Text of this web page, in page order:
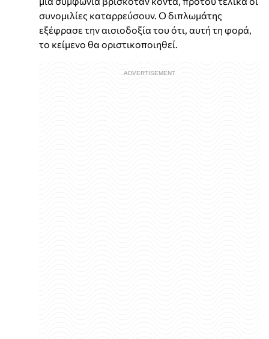
συνομιλίες καταρρεύσουν. Ο διπλωμάτης
εξέφρασε την αισιοδοξία του ότι, αυτή τη φορά,
το κείμενο θα οριστικοποιηθεί.